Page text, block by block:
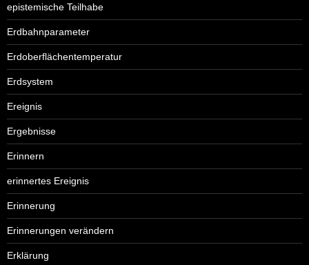
epistemische Teilhabe
Erdbahnparameter
Erdoberflächentemperatur
Erdsystem
Ereignis
Ergebnisse
Erinnern
erinnertes Ereignis
Erinnerung
Erinnerungen verändern
Erklärung